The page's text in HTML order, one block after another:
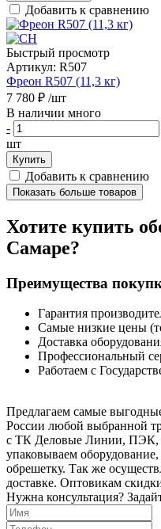
Добавить к сравнению
Быстрый просмотр
Артикул: R507
Фреон R507 (11,3 кг)
7 780 ₽ /шт
В наличии много
-
шт
Купить
Добавить к сравнению
Показать больше товаров
Хотите купить
Самаре?
Преимущества
Гарантия
Самые низкие цены
Доставка
Профессиональный
Работаем с
Предлагаем самые
России любой выбранной
с ТК Деловые Линии, ПЭК,
упаковываем
обрешетку. Так же
доставке. Оптовикам
Нужна консультация?